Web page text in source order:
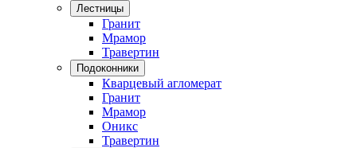
Лестницы
Гранит
Мрамор
Травертин
Подоконники
Кварцевый агломерат
Гранит
Мрамор
Оникс
Травертин